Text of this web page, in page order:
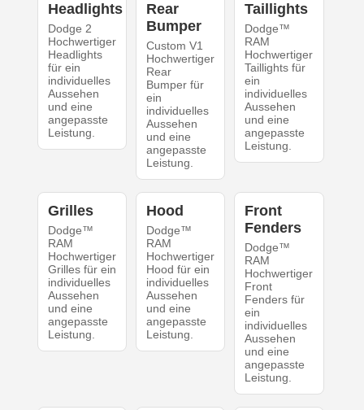
Headlights
Dodge 2
Hochwertiger
Headlights
für ein
individuelles
Aussehen
und eine
angepasste
Leistung.
Rear
Bumper
Custom V1
Hochwertiger
Rear
Bumper für
ein
individuelles
Aussehen
und eine
angepasste
Leistung.
Taillights
Dodge™
RAM
Hochwertiger
Taillights für
ein
individuelles
Aussehen
und eine
angepasste
Leistung.
Grilles
Dodge™
RAM
Hochwertiger
Grilles für ein
individuelles
Aussehen
und eine
angepasste
Leistung.
Hood
Dodge™
RAM
Hochwertiger
Hood für ein
individuelles
Aussehen
und eine
angepasste
Leistung.
Front
Fenders
Dodge™
RAM
Hochwertiger
Front
Fenders für
ein
individuelles
Aussehen
und eine
angepasste
Leistung.